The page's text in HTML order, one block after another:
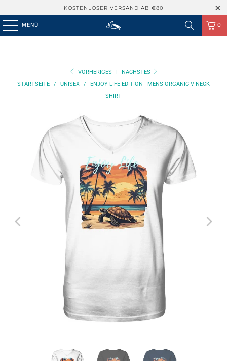
KOSTENLOSER VERSAND AB €80
MENÜ 0
VORHERIGES |
NÄCHSTES
STARTSEITE
/ UNISEX /
ENJOY LIFE EDITION - MENS ORGANIC V-NECK
SHIRT